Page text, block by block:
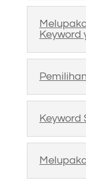
Keyword
Keyword